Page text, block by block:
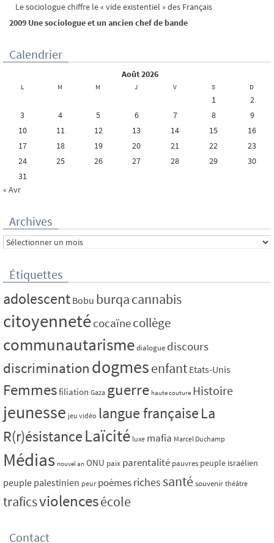
Le sociologue chiffre le « vide existentiel » des Français
2009 Une sociologue et un ancien chef de bande
Calendrier
août 2026
L M M J V S D
1
2
3
4 5 6 7 8
9
10
11 12 13 14 15
16
17
18 19 20 21 22
23
24
25 26 27 28 29
30
31
« Avr
Archives
Archives
Étiquettes
adolescent Bobu burqacannabis
citoyennetécocaïnecollège
communautarismedialogue discours
discrimination dogmesenfant Etats-Unis
Femmesfiliation Gaza guerre haute couture Histoire
jeunesse jeu vidéo langue française La
R(r)ésistanceLaïcité luxe mafia Marcel Duchamp
Médias nouvel an ONU paix parentalité pauvres peuple israélien
peuple palestinien peur poèmesriches santé souvenir théâtre
traficsviolencesécole
Contact